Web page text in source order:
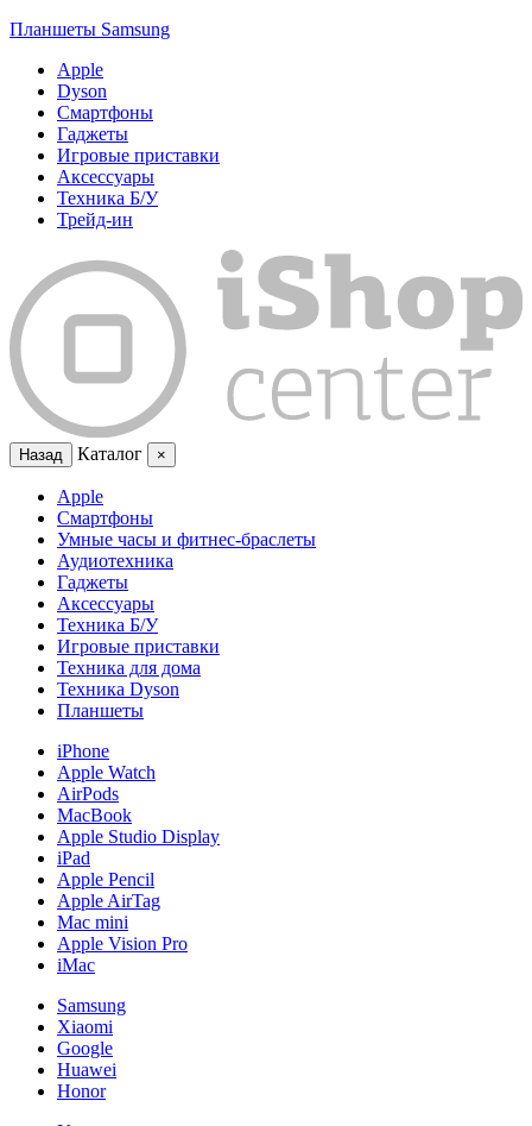
Планшеты Samsung
Apple
Dyson
Смартфоны
Гаджеты
Игровые приставки
Аксессуары
Техника Б/У
Трейд-ин
Назад Каталог ×
Apple
Смартфоны
Умные часы и фитнес-браслеты
Аудиотехника
Гаджеты
Аксессуары
Техника Б/У
Игровые приставки
Техника для дома
Техника Dyson
Планшеты
iPhone
Apple Watch
AirPods
MacBook
Apple Studio Display
iPad
Apple Pencil
Apple AirTag
Mac mini
Apple Vision Pro
iMac
Samsung
Xiaomi
Google
Huawei
Honor